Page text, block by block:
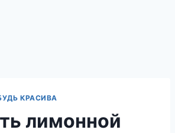
КРАСИВА
лимонной